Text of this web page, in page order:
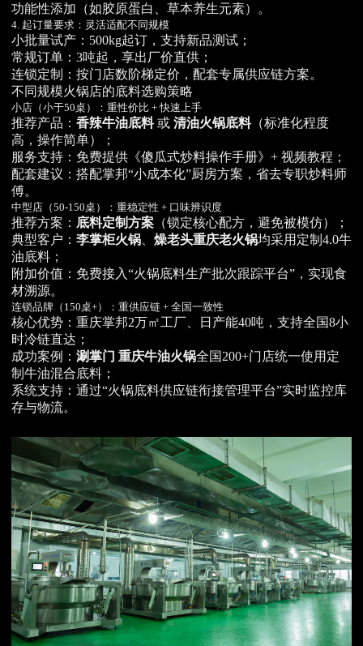
功能性添加（如胶原蛋白、草本养生元素）。
4. 起订量要求：灵活适配不同规模
小批量试产：500kg起订，支持新品测试；
常规订单：3吨起，享出厂价直供；
连锁定制：按门店数阶梯定价，配套专属供应链方案。
不同规模火锅店的底料选购策略
小店（小于50桌）：重性价比 + 快速上手
推荐产品： 香辣牛油底料或 清油火锅底料（标准化程度
高，操作简单）；
服务支持：免费提供《傻瓜式炒料操作手册》+ 视频教程；
配套建议：搭配掌邦“小成本化”厨房方案，省去专职炒料师
傅。
中型店（50-150桌）：重稳定性 + 口味辨识度
推荐方案： 底料定制方案 （锁定核心配方，避免被模仿）；
典型客户： 李掌柜火锅 燥老头重庆老火锅均采用定制4.0牛
油底料；
附加价值：免费接入“火锅底料生产批次跟踪平台”，实现食
材溯源。
连锁品牌（150桌+）：重供应链 + 全国一致性
核心优势：重庆掌邦2万㎡工厂、日产能40吨，支持全国8小
时冷链直达；
成功案例： 涮掌门 重庆牛油火锅全国200+门店统一使用定
制牛油混合底料；
系统支持：通过“火锅底料供应链衔接管理平台”实时监控库
存与物流。